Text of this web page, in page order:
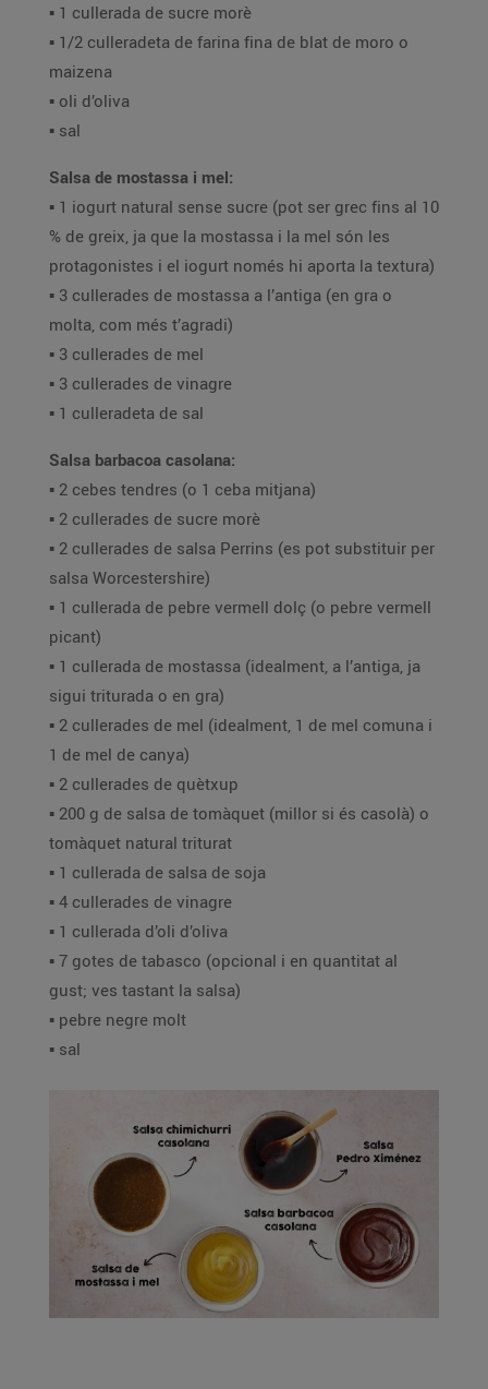
▪️ 1 cullerada de sucre morè
▪️ 1/2 culleradeta de farina fina de blat de moro o
maizena
▪️ oli d’oliva
▪️ sal
Salsa de mostassa i mel:
▪️ 1 iogurt natural sense sucre (pot ser grec fins al 10
% de greix, ja que la mostassa i la mel són les
protagonistes i el iogurt només hi aporta la textura)
▪️ 3 cullerades de mostassa a l’antiga (en gra o
molta, com més t’agradi)
▪️ 3 cullerades de mel
▪️ 3 cullerades de vinagre
▪️ 1 culleradeta de sal
Salsa barbacoa casolana:
▪️ 2 cebes tendres (o 1 ceba mitjana)
▪️ 2 cullerades de sucre morè
▪️ 2 cullerades de salsa Perrins (es pot substituir per
salsa Worcestershire)
▪️ 1 cullerada de pebre vermell dolç (o pebre vermell
picant)
▪️ 1 cullerada de mostassa (idealment, a l’antiga, ja
sigui triturada o en gra)
▪️ 2 cullerades de mel (idealment, 1 de mel comuna i
1 de mel de canya)
▪️ 2 cullerades de quètxup
▪️ 200 g de salsa de tomàquet (millor si és casolà) o
tomàquet natural triturat
▪️ 1 cullerada de salsa de soja
▪️ 4 cullerades de vinagre
▪️ 1 cullerada d’oli d’oliva
▪️ 7 gotes de tabasco (opcional i en quantitat al
gust; ves tastant la salsa)
▪️ pebre negre molt
▪️ sal